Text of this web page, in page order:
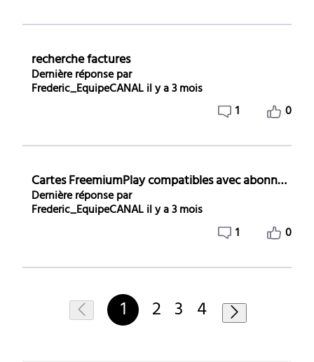
recherche factures
Dernière réponse par
Frederic_EquipeCANAL il y a 3 mois
1
0
Cartes FreemiumPlay compatibles avec abonnement Canal+
Dernière réponse par
Frederic_EquipeCANAL il y a 3 mois
1
0
1 2 3 4